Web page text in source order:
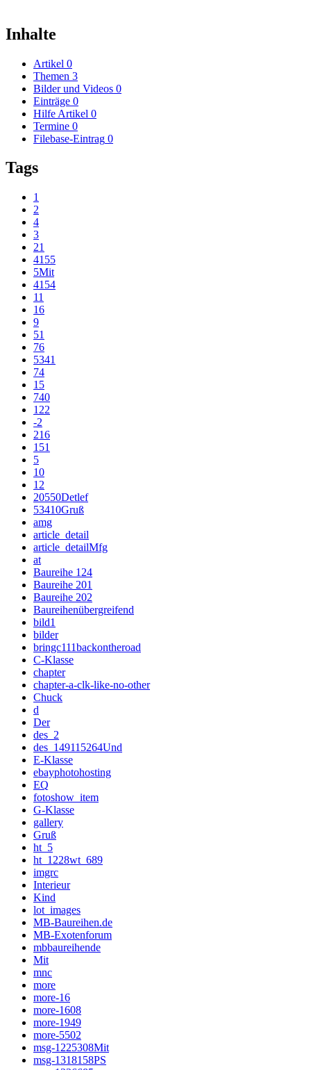
Inhalte
Artikel 0
Themen 3
Bilder und Videos 0
Einträge 0
Hilfe Artikel 0
Termine 0
Filebase-Eintrag 0
Tags
1
2
4
3
21
4155
5Mit
4154
11
16
9
51
76
5341
74
15
740
122
-2
216
151
5
10
12
20550Detlef
53410Gruß
amg
article_detail
article_detailMfg
at
Baureihe 124
Baureihe 201
Baureihe 202
Baureihenübergreifend
bild1
bilder
bringc111backontheroad
C-Klasse
chapter
chapter-a-clk-like-no-other
Chuck
d
Der
des_2
des_149115264Und
E-Klasse
ebayphotohosting
EQ
fotoshow_item
G-Klasse
gallery
Gruß
ht_5
ht_1228wt_689
imgrc
Interieur
Kind
lot_images
MB-Baureihen.de
MB-Exotenforum
mbbaureihende
Mit
mnc
more
more-16
more-1608
more-1949
more-5502
msg-1225308Mit
msg-1318158PS